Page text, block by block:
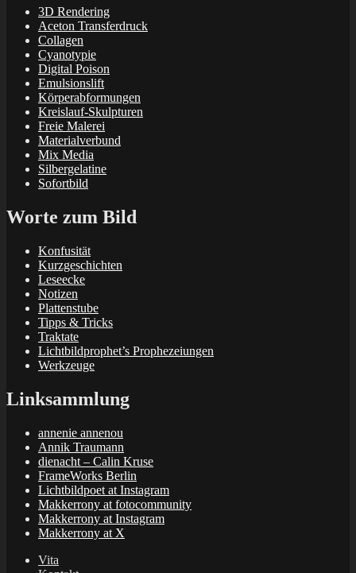
3D Rendering
Aceton Transferdruck
Collagen
Cyanotypie
Digital Poison
Emulsionslift
Körperabformungen
Kreislauf-Skulpturen
Freie Malerei
Materialverbund
Mix Media
Silbergelatine
Sofortbild
Worte zum Bild
Konfusität
Kurzgeschichten
Leseecke
Notizen
Plattenstube
Tipps & Tricks
Traktate
Lichtbildprophet’s Prophezeiungen
Werkzeuge
Linksammlung
annenie annenou
Annik Traumann
dienacht – Calin Kruse
FrameWorks Berlin
Lichtbildpoet at Instagram
Makkerrony at fotocommunity
Makkerrony at Instagram
Makkerrony at X
Vita